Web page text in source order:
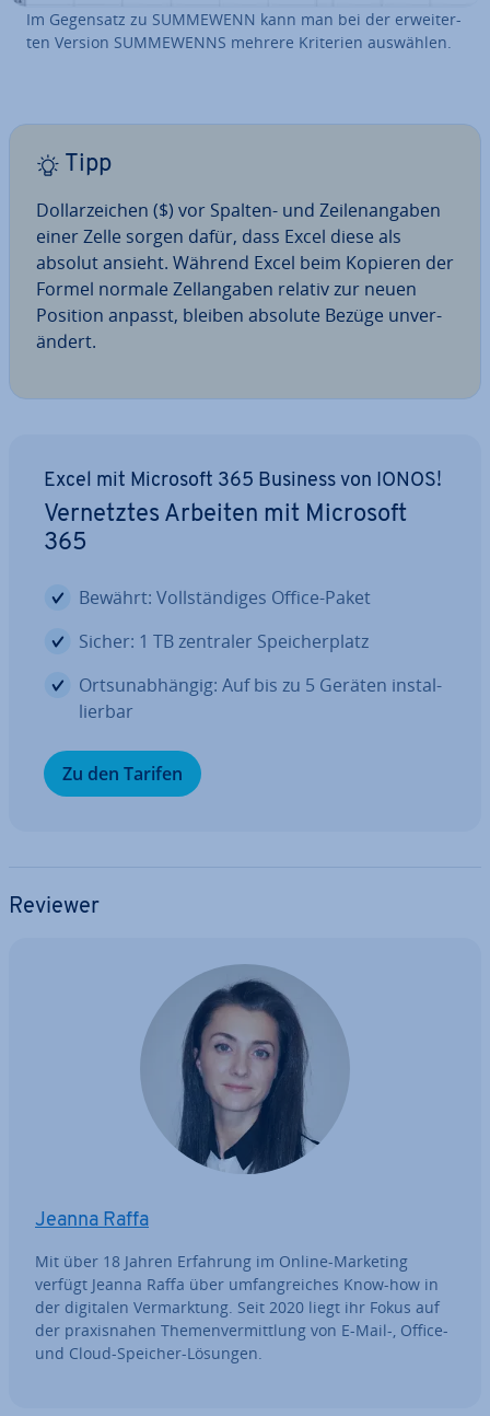
Im Gegensatz zu SUMMEWENN kann man bei der er­wei­ter­
ten Version SUM­ME­WENNS mehrere Kriterien auswählen.
Tipp
Dol­lar­zei­chen ($) vor Spalten- und Zei­len­an­ga­ben
einer Zelle sorgen dafür, dass Excel diese als
absolut ansieht. Während Excel beim Kopieren der
Formel normale Zell­an­ga­ben relativ zur neuen
Position anpasst, bleiben absolute Bezüge un­ver­
än­dert.
Excel mit Microsoft 365 Business von IONOS!
Ver­netz­tes Arbeiten mit Microsoft
365
Bewährt: Voll­stän­di­ges Office-Paket
Sicher: 1 TB zentraler Spei­cher­platz
Orts­un­ab­hän­gig: Auf bis zu 5 Geräten in­stal­
lier­bar
Zu den Tarifen
Reviewer
Jeanna Raffa
Mit über 18 Jahren Erfahrung im Online-Marketing
verfügt Jeanna Raffa über um­fang­rei­ches Know-how in
der digitalen Ver­mark­tung. Seit 2020 liegt ihr Fokus auf
der pra­xis­na­hen The­men­ver­mitt­lung von E-Mail-, Office-
und Cloud-Speicher-Lösungen.